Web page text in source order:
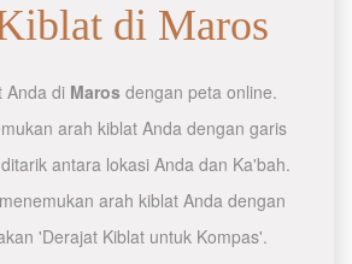
di Maros
Anda di Maros dengan peta online.
arah kiblat Anda dengan garis
antara lokasi Anda dan Ka'bah.
arah kiblat Anda dengan
'Derajat Kiblat untuk Kompas'.